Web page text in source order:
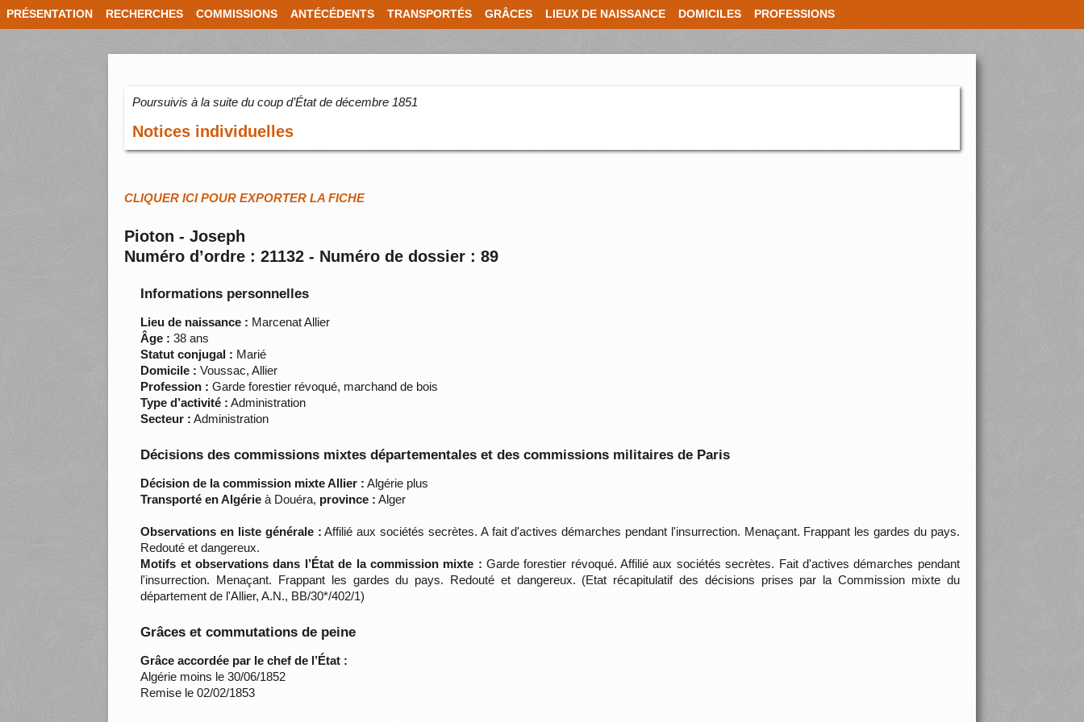
PRÉSENTATION RECHERCHES COMMISSIONS ANTÉCÉDENTS TRANSPORTÉS GRÂCES LIEUX DE NAISSANCE DOMICILES PROFESSIONS
Poursuivis à la suite du coup d’État de décembre 1851
Notices individuelles
CLIQUER ICI POUR EXPORTER LA FICHE
Pioton - Joseph
Numéro d’ordre : 21132 - Numéro de dossier : 89
Informations personnelles
Lieu de naissance : Marcenat Allier
Âge : 38 ans
Statut conjugal : Marié
Domicile : Voussac, Allier
Profession : Garde forestier révoqué, marchand de bois
Type d’activité : Administration
Secteur : Administration
Décisions des commissions mixtes départementales et des commissions militaires de Paris
Décision de la commission mixte Allier : Algérie plus
Transporté en Algérie à Douéra, province : Alger
Observations en liste générale : Affilié aux sociétés secrètes. A fait d'actives démarches pendant l'insurrection. Menaçant. Frappant les gardes du pays.
Redouté et dangereux.
Motifs et observations dans l’État de la commission mixte : Garde forestier révoqué. Affilié aux sociétés secrètes. Fait d'actives démarches pendant
l'insurrection. Menaçant. Frappant les gardes du pays. Redouté et dangereux. (Etat récapitulatif des décisions prises par la Commission mixte du
département de l'Allier, A.N., BB/30*/402/1)
Grâces et commutations de peine
Grâce accordée par le chef de l’État :
Algérie moins le 30/06/1852
Remise le 02/02/1853